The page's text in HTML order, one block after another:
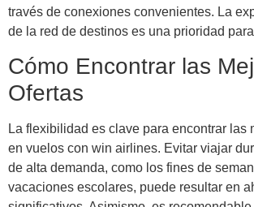
través de conexiones convenientes. La
de la red de destinos es una prioridad
Cómo Encontrar las
Ofertas
La flexibilidad es clave para encontrar las
en vuelos con win airlines. Evitar viajar
de alta demanda, como los fines de
vacaciones escolares, puede resultar en